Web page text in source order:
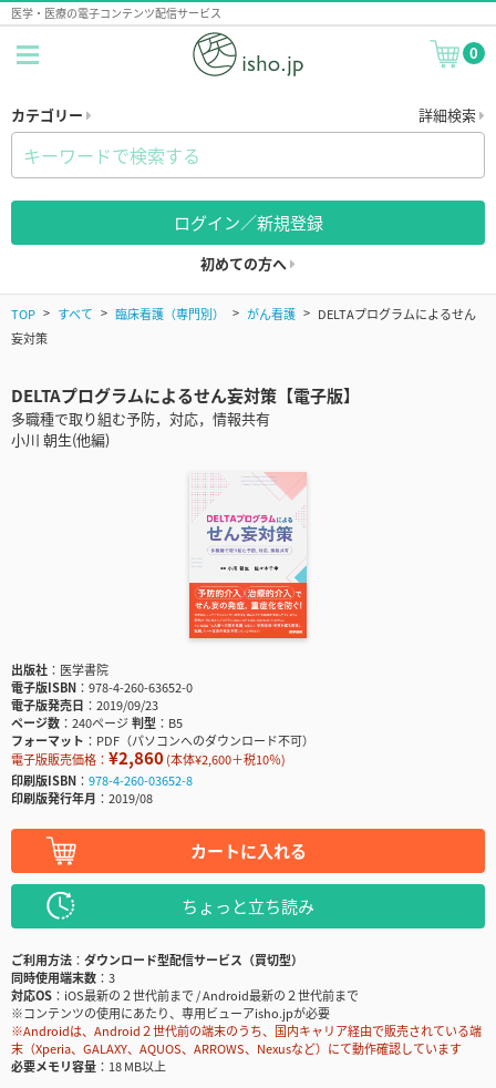
医学・医療の電子コンテンツ配信サービス
0
カテゴリー 詳細検索
ログイン／新規登録
初めての方へ
TOP すべて 臨床看護（専門別） がん看護
DELTAプログラムによるせん
妄対策
DELTAプログラムによるせん妄対策【電子版】
多職種で取り組む予防，対応，情報共有
小川 朝生(他編)
出版社
医学書院
電子版ISBN
978-4-260-63652-0
電子版発売日
2019/09/23
ページ数
240ページ判型
B5
フォーマット
PDF（パソコンへのダウンロード不可）
電子版販売価格： ¥2,860(本体¥2,600＋税10％)
印刷版ISBN
978-4-260-03652-8
印刷版発行年月
2019/08
カートに入れる
ちょっと立ち読み
ご利用方法
ダウンロード型配信サービス（買切型）
同時使用端末数
3
対応OS
iOS最新の２世代前まで / Android最新の２世代前まで
※コンテンツの使用にあたり、専用ビューアisho.jpが必要
※Androidは、Android２世代前の端末のうち、国内キャリア経由で販売されている端
末（Xperia、GALAXY、AQUOS、ARROWS、Nexusなど）にて動作確認しています
必要メモリ容量
18 MB以上